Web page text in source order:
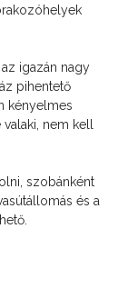
igazán nagy
pihentető
kényelmes
valaki, nem kell
szobánként
és a